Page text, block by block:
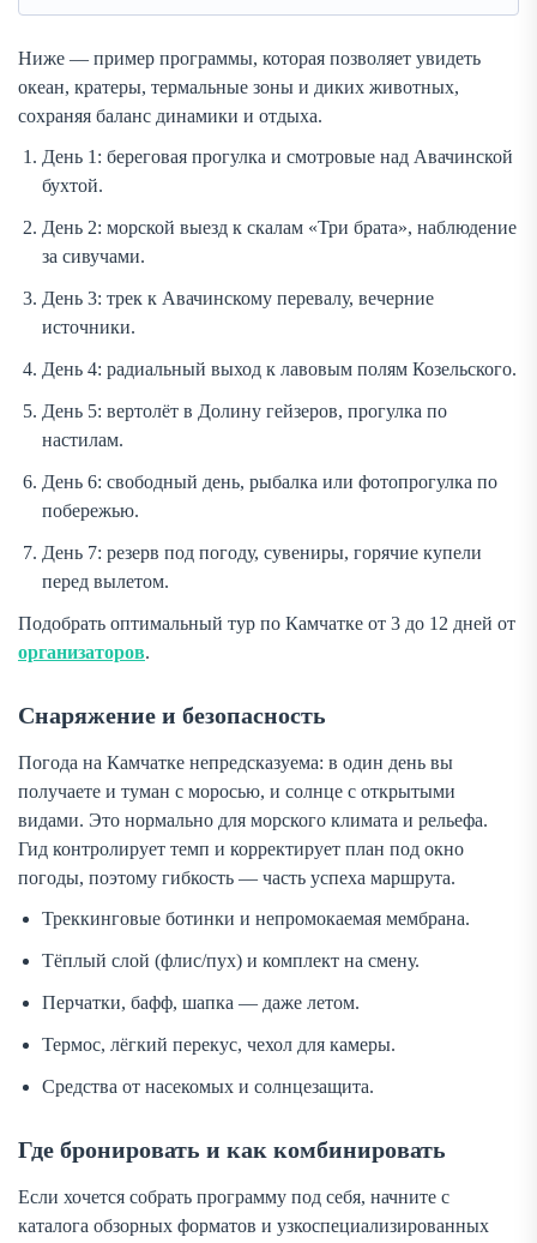
Ниже — пример программы, которая позволяет увидеть
океан, кратеры, термальные зоны и диких животных,
сохраняя баланс динамики и отдыха.
День 1: береговая прогулка и смотровые над Авачинской
бухтой.
День 2: морской выезд к скалам «Три брата», наблюдение
за сивучами.
День 3: трек к Авачинскому перевалу, вечерние
источники.
День 4: радиальный выход к лавовым полям Козельского.
День 5: вертолёт в Долину гейзеров, прогулка по
настилам.
День 6: свободный день, рыбалка или фотопрогулка по
побережью.
День 7: резерв под погоду, сувениры, горячие купели
перед вылетом.
Подобрать оптимальный тур по Камчатке от 3 до 12 дней от
организаторов.
Снаряжение и безопасность
Погода на Камчатке непредсказуема: в один день вы
получаете и туман с моросью, и солнце с открытыми
видами. Это нормально для морского климата и рельефа.
Гид контролирует темп и корректирует план под окно
погоды, поэтому гибкость — часть успеха маршрута.
Треккинговые ботинки и непромокаемая мембрана.
Тёплый слой (флис/пух) и комплект на смену.
Перчатки, бафф, шапка — даже летом.
Термос, лёгкий перекус, чехол для камеры.
Средства от насекомых и солнцезащита.
Где бронировать и как комбинировать
Если хочется собрать программу под себя, начните с
каталога обзорных форматов и узкоспециализированных